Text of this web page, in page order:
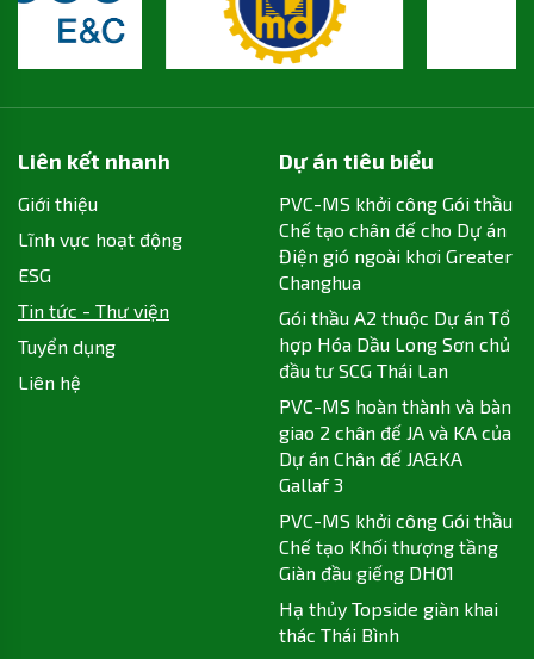
Liên kết nhanh
Giới thiệu
Lĩnh vực hoạt động
ESG
Tin tức - Thư viện
Tuyển dụng
Liên hệ
Dự án tiêu biểu
PVC-MS khởi công Gói thầu
Chế tạo chân đế cho Dự án
Điện gió ngoài khơi Greater
Changhua
Gói thầu A2 thuộc Dự án Tổ
hợp Hóa Dầu Long Sơn chủ
đầu tư SCG Thái Lan
PVC-MS hoàn thành và bàn
giao 2 chân đế JA và KA của
Dự án Chân đế JA&KA
Gallaf 3
PVC-MS khởi công Gói thầu
Chế tạo Khối thượng tầng
Giàn đầu giếng DH01
Hạ thủy Topside giàn khai
thác Thái Bình